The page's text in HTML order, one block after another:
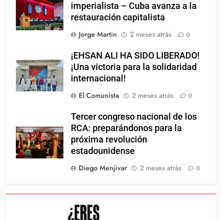
imperialista – Cuba avanza a la
restauración capitalista
Jorge Martin
2 meses atrás 0
¡EHSAN ALI HA SIDO LIBERADO!
¡Una victoria para la solidaridad
internacional!
El Comunista
2 meses atrás 0
Tercer congreso nacional de los
RCA: preparándonos para la
próxima revolución
estadounidense
Diego Menjivar
2 meses atrás 0